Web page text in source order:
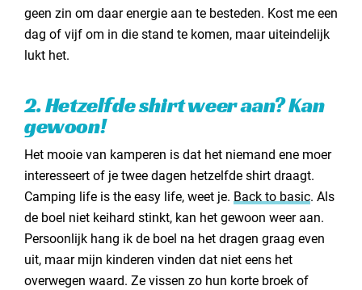
geen zin om daar energie aan te besteden. Kost me een
dag of vijf om in die stand te komen, maar uiteindelijk
lukt het.
2. Hetzelfde shirt weer aan? Kan
gewoon!
Het mooie van kamperen is dat het niemand ene moer
interesseert of je twee dagen hetzelfde shirt draagt.
Camping life is the easy life, weet je. Back to basic. Als
de boel niet keihard stinkt, kan het gewoon weer aan.
Persoonlijk hang ik de boel na het dragen graag even
uit, maar mijn kinderen vinden dat niet eens het
overwegen waard. Ze vissen zo hun korte broek of